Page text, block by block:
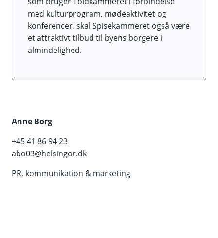
med kulturprogram, mødeaktivitet og
konferencer, skal Spisekammeret også være
et attraktivt tilbud til byens borgere i
almindelighed.
Anne Borg
+45 41 86 94 23
abo03@helsingor.dk
PR, kommunikation & marketing